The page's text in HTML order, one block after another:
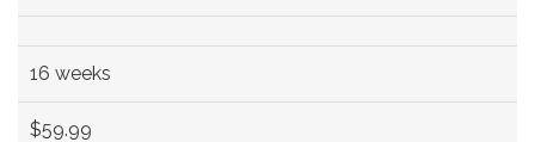
16 weeks
$59.99